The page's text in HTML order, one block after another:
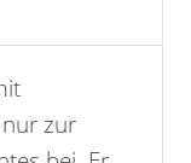
zur